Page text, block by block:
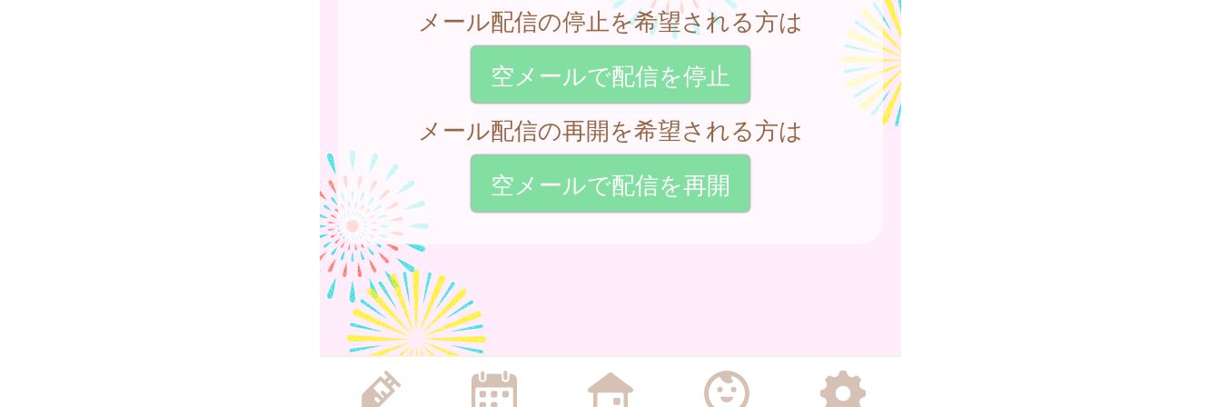
メール配信の停止を希望される方は
空メールで配信を停止
メール配信の再開を希望される方は
空メールで配信を再開